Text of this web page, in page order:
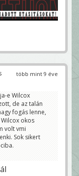
több mint 9 éve
e Wilcox
de az talán
fogás lenne,
okos
volt vmi
Sok sikert